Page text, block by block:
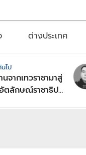
ต่างประเทศ
ไป
จากเทวราชามาสู่
ตลักษณ์ราชาธิป